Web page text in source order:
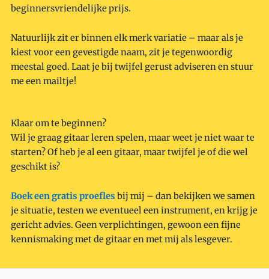
beginnersvriendelijke prijs.
Natuurlijk zit er binnen elk merk variatie – maar als je
kiest voor een gevestigde naam, zit je tegenwoordig
meestal goed. Laat je bij twijfel gerust adviseren en stuur
me een mailtje!
Klaar om te beginnen?
Wil je graag gitaar leren spelen, maar weet je niet waar te
starten? Of heb je al een gitaar, maar twijfel je of die wel
geschikt is?
Boek een gratis proefles bij mij – dan bekijken we samen
je situatie, testen we eventueel een instrument, en krijg je
gericht advies. Geen verplichtingen, gewoon een fijne
kennismaking met de gitaar en met mij als lesgever.